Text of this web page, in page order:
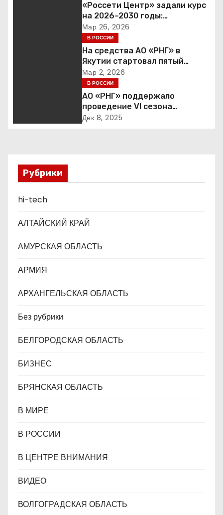
о
а
п
и
с
я
м
«Россети Центр» задали курс
на 2026–2030 годы:
инвестиции в надежность и
сбалансированная
финансовая политика
Мар 26, 2026
В РОССИИ
На средства АО «РНГ» в
Якутии стартовал пятый
юбилейный конкурс в сфере
образования
Мар 2, 2026
В РОССИИ
АО «РНГ» поддержало
проведение VI сезона
международной детско-
Дек 8, 2025
Рубрики
hi-tech
АЛТАЙСКИЙ КРАЙ
АМУРСКАЯ ОБЛАСТЬ
АРМИЯ
АРХАНГЕЛЬСКАЯ ОБЛАСТЬ
Без рубрики
БЕЛГОРОДСКАЯ ОБЛАСТЬ
БИЗНЕС
БРЯНСКАЯ ОБЛАСТЬ
В МИРЕ
В РОССИИ
В ЦЕНТРЕ ВНИМАНИЯ
ВИДЕО
ВОЛГОГРАДСКАЯ ОБЛАСТЬ